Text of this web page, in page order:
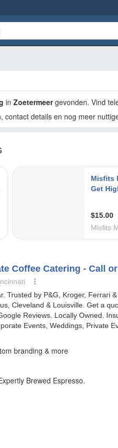
in Zoetermeergevonden. Vind
details en nog meer